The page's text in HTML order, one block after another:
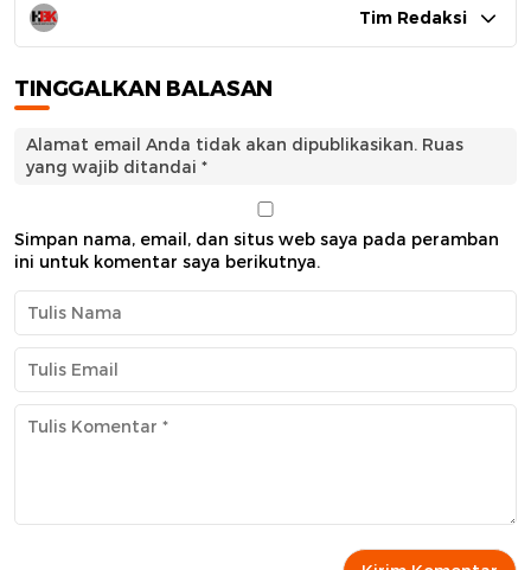
Tim Redaksi
TINGGALKAN BALASAN
Alamat email Anda tidak akan dipublikasikan. Ruas
yang wajib ditandai *
Simpan nama, email, dan situs web saya pada peramban
ini untuk komentar saya berikutnya.